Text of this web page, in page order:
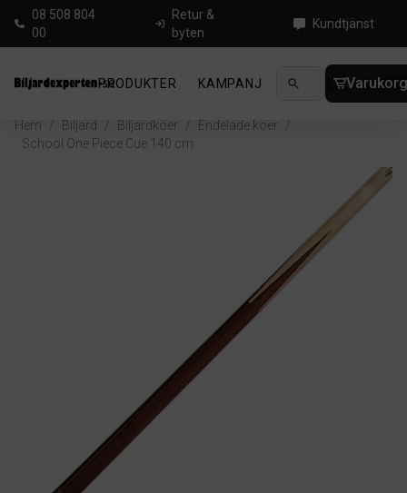
08 508 804
00
Retur &
byten
Kundtjänst
PRODUKTER KAMPANJ NYHETER
Hem / Biljard / Biljardköer / Endelade köer
/
School One Piece Cue 140 cm